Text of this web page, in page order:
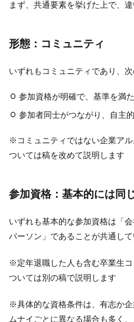
まず、共通要素を挙げた上で、違
形態：コミュニティ
いずれもコミュニティであり、
参加資格が明確で、基準を満
参加者同士がつながり、自主
※コミュニティではない企業ア
ついては稿を改めて説明します
参加資格：基本的には同
いずれも基本的な参加資格は「
パーソン」であることが共通して
※定年退職した人も含む卒業生
ついては別の稿で説明します
※具体的な資格条件は、有志か
ムナイごとに異なる場合も多く